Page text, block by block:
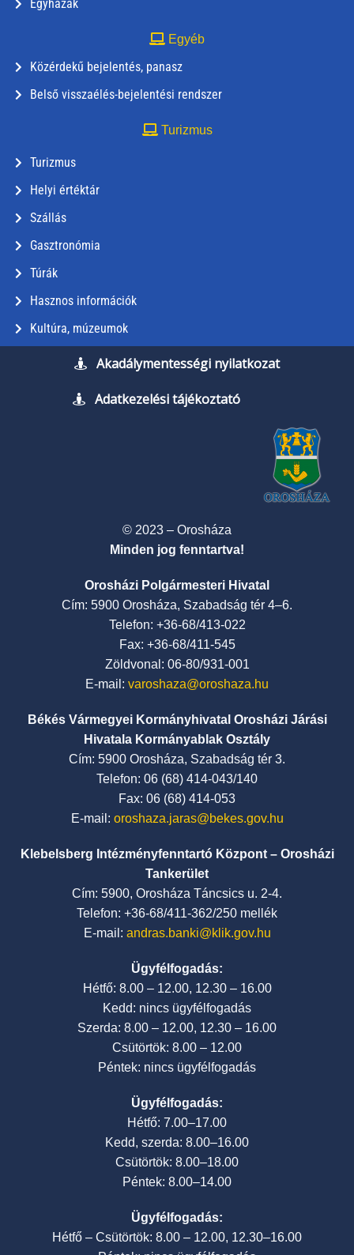
Egyházak
Egyéb
Közérdekű bejelentés, panasz
Belső visszaélés-bejelentési rendszer
Turizmus
Turizmus
Helyi értéktár
Szállás
Gasztronómia
Túrák
Hasznos információk
Kultúra, múzeumok
Akadálymentességi nyilatkozat
Adatkezelési tájékoztató
© 2023 – Orosháza
Minden jog fenntartva!
Orosházi Polgármesteri Hivatal
Cím: 5900 Orosháza, Szabadság tér 4–6.
Telefon: +36-68/413-022
Fax: +36-68/411-545
Zöldvonal: 06-80/931-001
E-mail: varoshaza@oroshaza.hu
Békés Vármegyei Kormányhivatal Orosházi Járási
Hivatala Kormányablak Osztály
Cím: 5900 Orosháza, Szabadság tér 3.
Telefon: 06 (68) 414-043/140
Fax: 06 (68) 414-053
E-mail: oroshaza.jaras@bekes.gov.hu
Klebelsberg Intézményfenntartó Központ – Orosházi
Tankerület
Cím: 5900, Orosháza Táncsics u. 2-4.
Telefon: +36-68/411-362/250 mellék
E-mail: andras.banki@klik.gov.hu
Ügyfélfogadás:
Hétfő: 8.00 – 12.00, 12.30 – 16.00
Kedd: nincs ügyfélfogadás
Szerda: 8.00 – 12.00, 12.30 – 16.00
Csütörtök: 8.00 – 12.00
Péntek: nincs ügyfélfogadás
Ügyfélfogadás:
Hétfő: 7.00–17.00
Kedd, szerda: 8.00–16.00
Csütörtök: 8.00–18.00
Péntek: 8.00–14.00
Ügyfélfogadás:
Hétfő – Csütörtök: 8.00 – 12.00, 12.30–16.00